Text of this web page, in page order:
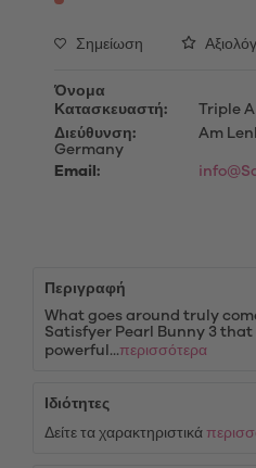
Σημείωση
Όνομα
Κατασκευαστή:
Triple
Διεύθυνση:
Am
Germany
Email:
Περιγραφή
What goes around truly
Satisfyer Pearl Bunny 3 that
powerful...περισσότερα
Ιδιότητες
Δείτε τα χαρακτηριστικά